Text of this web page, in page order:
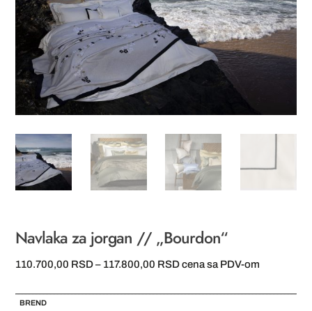
Navlaka za jorgan // „Bourdon“
110.700,00 RSD – 117.800,00 RSDRaspon
od
cena sa PDV-om
BREND